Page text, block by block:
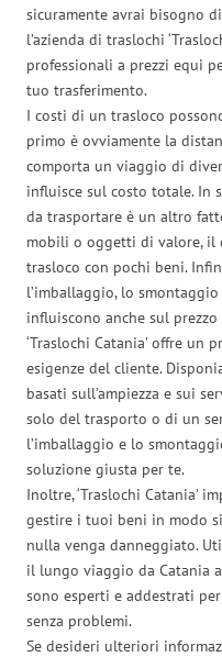
sicuramente avrai bisogno
l’azienda di traslochi
professionali a prezzi equi
tuo trasferimento.
I costi di un trasloco
primo è ovviamente la
comporta un viaggio di
influisce sul costo totale. In
da trasportare è un altro
mobili o oggetti di valore, il
trasloco con pochi beni.
l’imballaggio, lo
influiscono anche sul prezzo
‘Traslochi Catania’ offre un
esigenze del cliente.
basati sull’ampiezza e sui
solo del trasporto o di un
l’imballaggio e lo
soluzione giusta per te.
Inoltre, ‘Traslochi Catania’
gestire i tuoi beni in modo
nulla venga danneggiato.
il lungo viaggio da Catania
sono esperti e addestrati
senza problemi.
Se desideri ulteriori